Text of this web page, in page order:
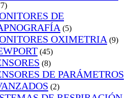
DE
(5)
OXIMETRIA (9)
(45)
(8)
DE PARÁMETROS
(2)